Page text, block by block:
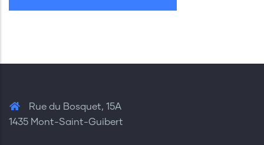
Rue du Bosquet, 15A
1435 Mont-Saint-Guibert